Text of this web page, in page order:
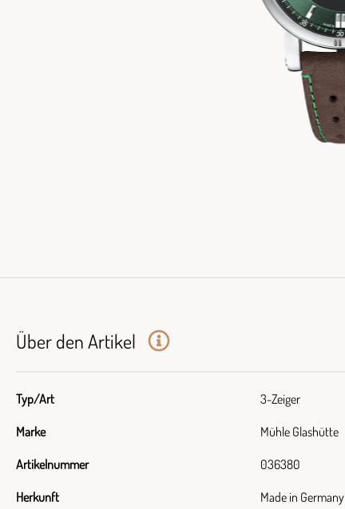
Über den Artikel
Typ/Art 3-Zeiger
Marke Mühle Glashütte
Artikelnummer 036380
Herkunft Made in Germany